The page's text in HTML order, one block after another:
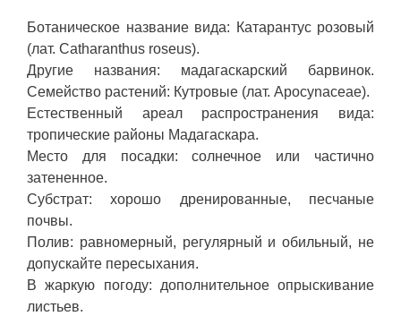
Ботаническое название вида: Катарантус розовый
(лат. Catharanthus roseus).
Другие названия: мадагаскарский барвинок.
Семейство растений: Кутровые (лат. Apocynaceae).
Естественный ареал распространения вида:
тропические районы Мадагаскара.
Место для посадки: солнечное или частично
затененное.
Субстрат: хорошо дренированные, песчаные
почвы.
Полив: равномерный, регулярный и обильный, не
допускайте пересыхания.
В жаркую погоду: дополнительное опрыскивание
листьев.